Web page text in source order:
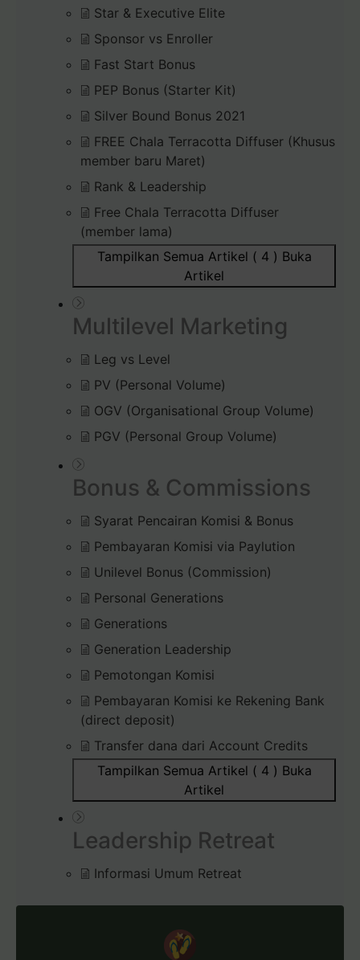
Star & Executive Elite
Sponsor vs Enroller
Fast Start Bonus
PEP Bonus (Starter Kit)
Silver Bound Bonus 2021
FREE Chala Terracotta Diffuser (Khusus
member baru Maret)
Rank & Leadership
Free Chala Terracotta Diffuser
(member lama)
Tampilkan Semua Artikel ( 4 ) Buka
Artikel
Multilevel Marketing
Leg vs Level
PV (Personal Volume)
OGV (Organisational Group Volume)
PGV (Personal Group Volume)
Bonus & Commissions
Syarat Pencairan Komisi & Bonus
Pembayaran Komisi via Paylution
Unilevel Bonus (Commission)
Personal Generations
Generations
Generation Leadership
Pemotongan Komisi
Pembayaran Komisi ke Rekening Bank
(direct deposit)
Transfer dana dari Account Credits
Tampilkan Semua Artikel ( 4 ) Buka
Artikel
Leadership Retreat
Informasi Umum Retreat